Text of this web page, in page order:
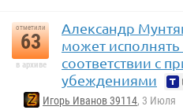
отметили
63
в архиве
Александр
может исполнять
соответствии с
убеждениями
Игорь Иванов 39114, 3 Июля